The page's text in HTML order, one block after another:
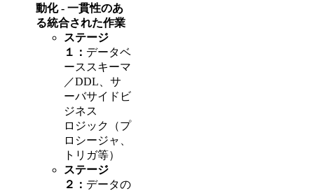
動化 - 一貫性のあ
る統合された作業
ステージ
１： データベ
ーススキーマ
／DDL、サ
ーバサイドビ
ジネス
ロジック（プ
ロシージャ、
トリガ等）
ステージ
２： データの